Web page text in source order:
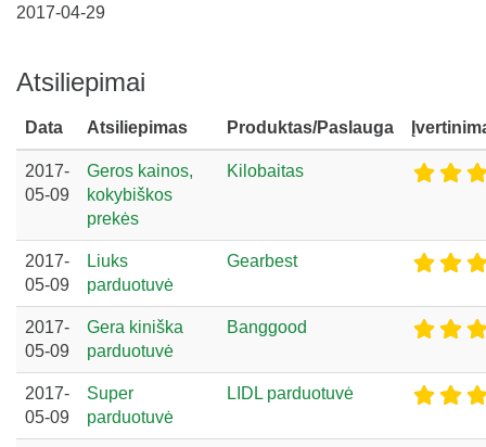
2017-04-29
Atsiliepimai
Data Atsiliepimas Produktas/Paslauga
2017-
05-09
Geros kainos,
kokybiškos
prekės
Kilobaitas
2017-
05-09
Liuks
parduotuvė
Gearbest
2017-
05-09
Gera kiniška
parduotuvė
Banggood
2017-
05-09
Super
parduotuvė
LIDL parduotuvė